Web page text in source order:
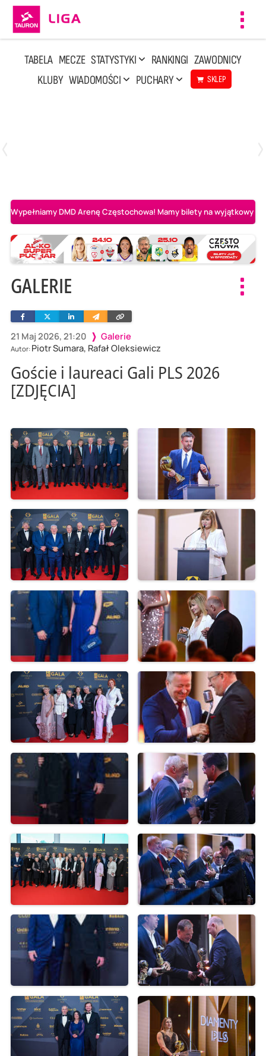
TABELA MECZE STATYSTYKI RANKINGI ZAWODNICY
KLUBY WIADOMOŚCI PUCHARY SKLEP
Wypełniamy DMD Arenę Częstochowa! Mamy bilety na wyjątkowy
GALERIE
21 Maj 2026, 21:20 Galerie
Autor: Piotr Sumara, Rafał Oleksiewicz
FacebookTwitterLinkedinWyślij
e-
Skopiuj
link
Goście i laureaci Gali PLS 2026
[ZDJĘCIA]